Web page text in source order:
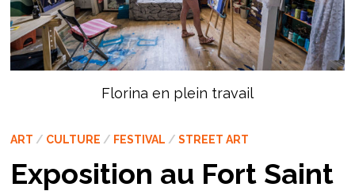
Florina en plein travail
ART / CULTURE / FESTIVAL / STREET ART
Exposition au Fort Saint